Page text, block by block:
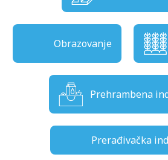
Obrazovanje
Prehrambena
Prerađivačka